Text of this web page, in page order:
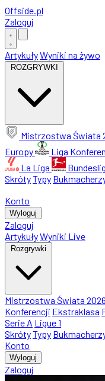
Offside.pl
Zaloguj
ArtykułyWyniki na żywo
ROZGRYWKI
Mistrzostwa Świata
Europy
Liga
La Liga
SkrótyTypy
Konto
Wyloguj
Zaloguj
ArtykułyWyniki Live
Rozgrywki
Mistrzostwa Świata 2026
Konferencji Ekstraklasa
Serie A Ligue 1
SkrótyTypy
Konto
Wyloguj
Zaloguj